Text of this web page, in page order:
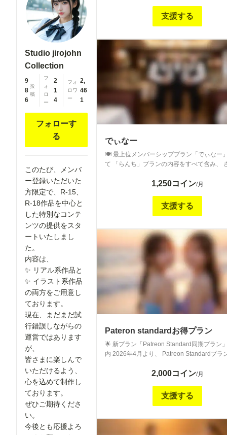
Studio jirojohn
Collection
9
8
6
投
稿
フ
ォ
ロ
ー
2
1
4
フォ
ロワ
ー
2,
46
1
フォローす
る
このたび、メンバ
ー登録いただいた
方限定で、R-15、
R-18作品を中心と
した特別なコンテ
ンツの提供をスタ
ートいたしまし
た。
内容は、
✨ リアル系作品と
✨ イラスト系作品
の両方をご用意し
ております。
現在、まだまだ試
行錯誤しながらの
運営ではあります
が、
皆さまに楽しんで
いただけるよう、
心を込めて制作し
ております。
ぜひご期待くださ
い。
今後とも応援よろ
で楽しめる”内容を中心に構成しています。 主な公開
内容： ・通常投稿画像の差分 ・ファンサイ
う叡智な画像は含まれませんが、 通常プラ
一段深く作品を楽しめる内容となっています。
試行錯誤を重ねながら、 ご参加いただいて
まに継続して楽しんでいただけるよう制作
す。 無理なく応援したい方に向けた内容と
メッセージにてお知らせください。 対応可
でご案内いたします。 今後の更新も、どうぞよろし
支援する
でぃなー
🍽 最上位メンバーシッププラン「でぃなー
て 「らんち」プランの内容をすべて含み、 さらに一
１回以上の更新を予定しています。 主な内容： ・差
分セット ・構図案の一部公開 ・でぃなー限
や、 より深く世界観を楽しめる内容を中心
制作を支えてくださる方向けの、 最も充実
はありますが、 最上位プランにふさわしい
届けできるよう、 一作一作丁寧に制作して
つ積み重ねていきます。 継続的に深く応援してくだ
さる皆さまへ。 心より感謝申し上げます。 今後の展
1,250コイン/月
支援する
Pateron standardお得プラン
🌟 新プラン「Patreon Standard同期プラン
内 2026年4月より、 Patreon Standardプランにて
開している画像を、 chichi-puiでもご閲覧い
Standardプランのメンバー様に Discordに
開していた画像と同一の内容を、 chichi-pui
にも、 同じ作品をお楽しみいただける環境
2,000コイン/月
支援する